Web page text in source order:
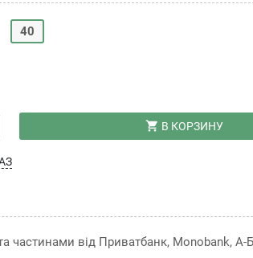
40
shopping_cart В КОРЗИНУ
частинами від Приватбанк, Monobank, А-